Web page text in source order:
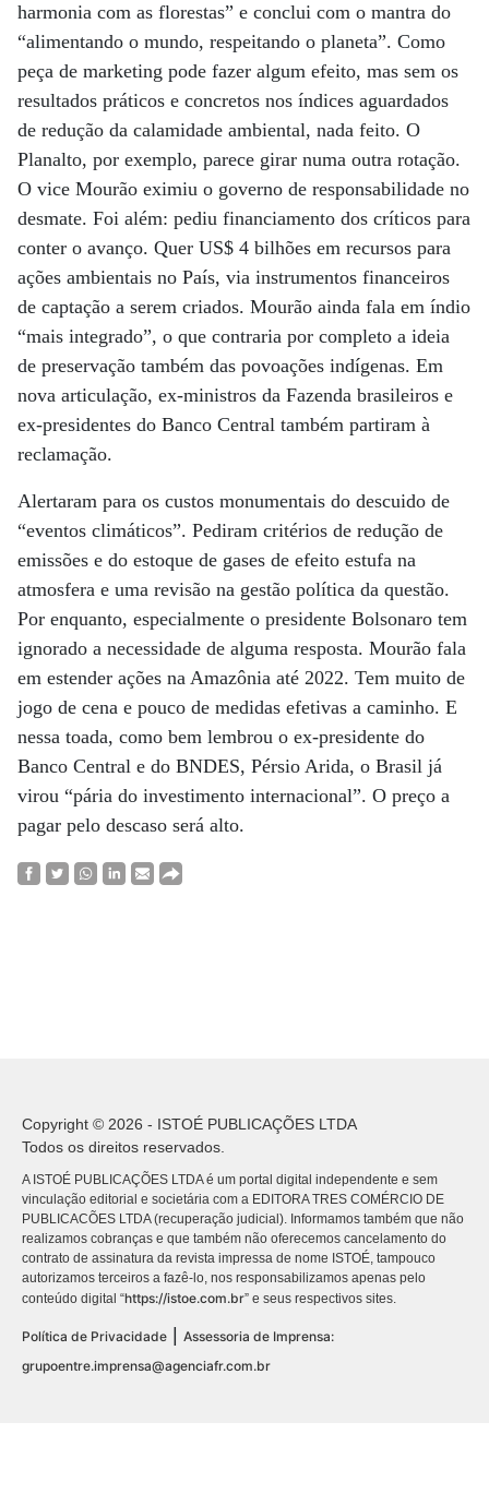
harmonia com as florestas” e conclui com o mantra do
“alimentando o mundo, respeitando o planeta”. Como
peça de marketing pode fazer algum efeito, mas sem os
resultados práticos e concretos nos índices aguardados
de redução da calamidade ambiental, nada feito. O
Planalto, por exemplo, parece girar numa outra rotação.
O vice Mourão eximiu o governo de responsabilidade no
desmate. Foi além: pediu financiamento dos críticos para
conter o avanço. Quer US$ 4 bilhões em recursos para
ações ambientais no País, via instrumentos financeiros
de captação a serem criados. Mourão ainda fala em índio
“mais integrado”, o que contraria por completo a ideia
de preservação também das povoações indígenas. Em
nova articulação, ex-ministros da Fazenda brasileiros e
ex-presidentes do Banco Central também partiram à
reclamação.
Alertaram para os custos monumentais do descuido de
“eventos climáticos”. Pediram critérios de redução de
emissões e do estoque de gases de efeito estufa na
atmosfera e uma revisão na gestão política da questão.
Por enquanto, especialmente o presidente Bolsonaro tem
ignorado a necessidade de alguma resposta. Mourão fala
em estender ações na Amazônia até 2022. Tem muito de
jogo de cena e pouco de medidas efetivas a caminho. E
nessa toada, como bem lembrou o ex-presidente do
Banco Central e do BNDES, Pérsio Arida, o Brasil já
virou “pária do investimento internacional”. O preço a
pagar pelo descaso será alto.
Copyright © 2026 - ISTOÉ PUBLICAÇÕES LTDA
Todos os direitos reservados.
A ISTOÉ PUBLICAÇÕES LTDA é um portal digital independente e sem
vinculação editorial e societária com a EDITORA TRES COMÉRCIO DE
PUBLICACÕES LTDA (recuperação judicial). Informamos também que não
realizamos cobranças e que também não oferecemos cancelamento do
contrato de assinatura da revista impressa de nome ISTOÉ, tampouco
autorizamos terceiros a fazê-lo, nos responsabilizamos apenas pelo
conteúdo digital “https://istoe.com.br” e seus respectivos sites.
Política de Privacidade
Assessoria de Imprensa:
grupoentre.imprensa@agenciafr.com.br